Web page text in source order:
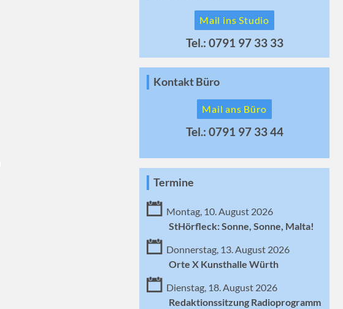
Mail ins Studio
Tel.: 0791 97 33 33
Kontakt Büro
Mail ans Büro
Tel.: 0791 97 33 44
Termine
Montag, 10. August 2026
StHörfleck: Sonne, Sonne, Malta!
Donnerstag, 13. August 2026
Orte X Kunsthalle Würth
Dienstag, 18. August 2026
Redaktionssitzung Radioprogramm